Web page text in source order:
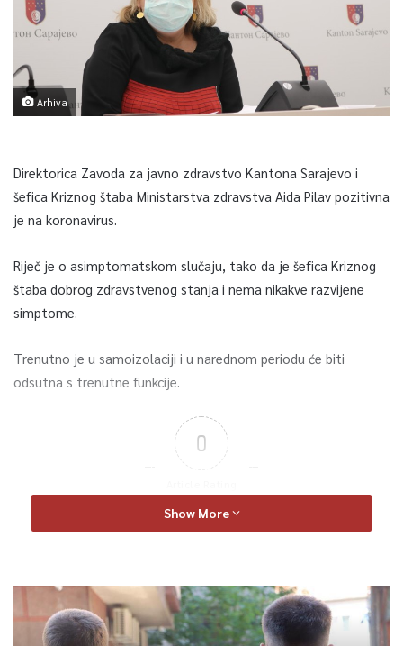
Arhiva
Direktorica Zavoda za javno zdravstvo Kantona Sarajevo i
šefica Kriznog štaba Ministarstva zdravstva Aida Pilav pozitivna
je na koronavirus.
Riječ je o asimptomatskom slučaju, tako da je šefica Kriznog
štaba dobrog zdravstvenog stanja i nema nikakve razvijene
simptome.
Trenutno je u samoizolaciji i u narednom periodu će biti
odsutna s trenutne funkcije.
0
Show More